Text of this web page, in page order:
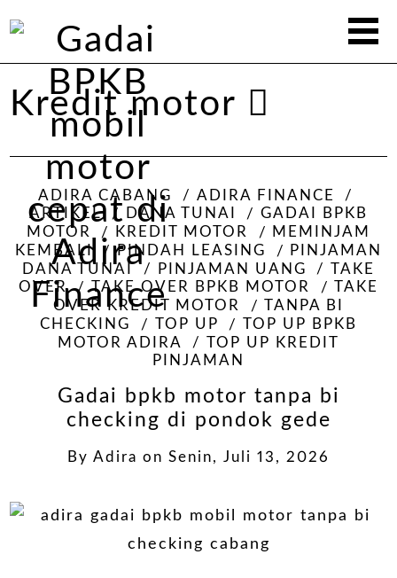
Kredit motor
ADIRA CABANG
ADIRA FINANCE
ARTIKEL
DANA TUNAI
GADAI BPKB
MOTOR
KREDIT MOTOR
MEMINJAM
KEMBALI
PINDAH LEASING
PINJAMAN
DANA TUNAI
PINJAMAN UANG
TAKE
OVER
TAKE OVER BPKB MOTOR
TAKE
OVER KREDIT MOTOR
TANPA BI
CHECKING
TOP UP
TOP UP BPKB
MOTOR ADIRA
TOP UP KREDIT
PINJAMAN
Gadai bpkb motor tanpa bi
checking di pondok gede
By Adira on Senin, Juli 13, 2026